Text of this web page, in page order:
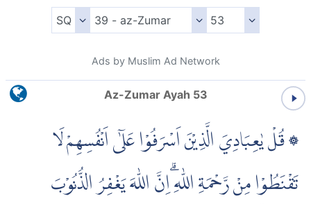
Ads by Muslim Ad Network
Az-Zumar Ayah 53
۞ قُلْ يٰعِبَادِيَ الَّذِيْنَ اَسْرَفُوْا عَلٰٓى اَنْفُسِهِمْ لَا
تَقْنَطُوْا مِنْ رَّحْمَةِ اللّٰهِ ۗاِنَّ اللّٰهَ يَغْفِرُ الذُّنُوْبَ